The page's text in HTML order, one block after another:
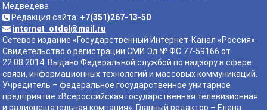
Медведева
Редакция сайта: +7(351)267-13-50
internet_otdel@mail.ru
Сетевое издание «Государственный Интернет-Канал «Россия».
Свидетельство о регистрации СМИ Эл № ФС 77-59166 от
22.08.2014. Выдано Федеральной службой по надзору в сфере
связи, информационных технологий и массовых коммуникаций.
Учредитель – федеральное государственное унитарное
предприятие «Всероссийская государственная телевизионная
и радиовещательная компания». Главный редактор – Елена